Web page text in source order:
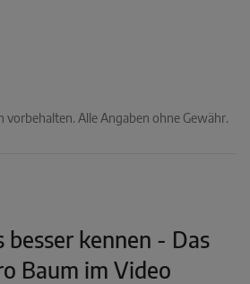
vorbehalten. Alle Angaben ohne Gewähr.
besser kennen - Das
Baum im Video